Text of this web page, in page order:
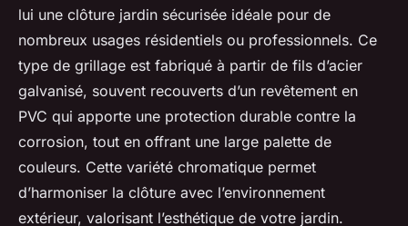
lui une clôture jardin sécurisée idéale pour de
nombreux usages résidentiels ou professionnels. Ce
type de grillage est fabriqué à partir de fils d’acier
galvanisé, souvent recouverts d’un revêtement en
PVC qui apporte une protection durable contre la
corrosion, tout en offrant une large palette de
couleurs. Cette variété chromatique permet
d’harmoniser la clôture avec l’environnement
extérieur, valorisant l’esthétique de votre jardin.